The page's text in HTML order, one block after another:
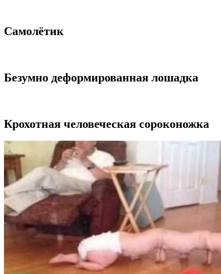
Самолётик
Безумно деформированная лошадка
Крохотная человеческая сороконожка